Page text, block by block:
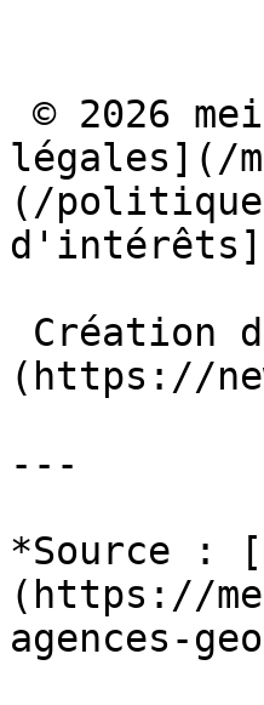
légales](/
(/
(https://
---
*Source :
(https://